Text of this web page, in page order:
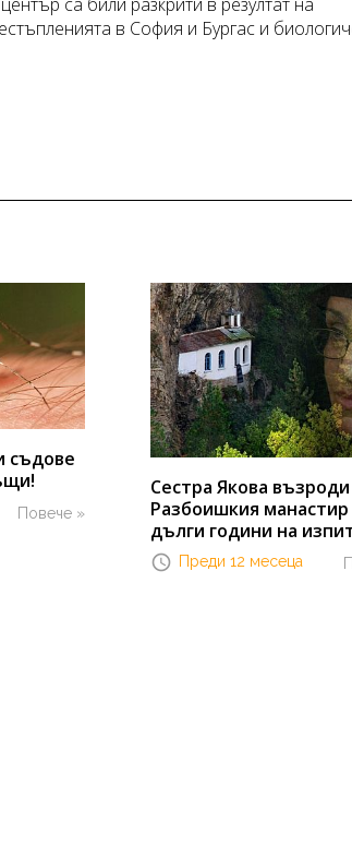
в София и Бургас и
съдове
Повече »
Сестра Якова възроди
Разбоишкия
дълги години на
Преди 12 месеца